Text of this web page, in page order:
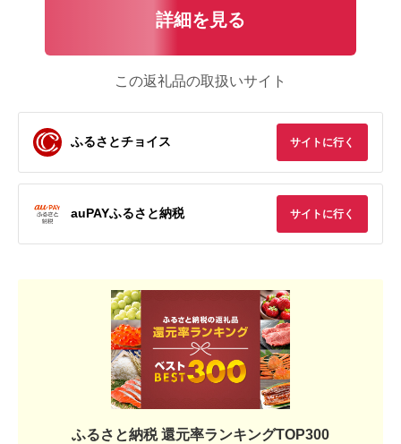
詳細を見る
この返礼品の取扱いサイト
ふるさとチョイス サイトに行く
auPAYふるさと納税 サイトに行く
ふるさと納税 還元率ランキングTOP300